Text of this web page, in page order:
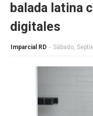
balada latina
digitales
Imparcial RD - Sábado,